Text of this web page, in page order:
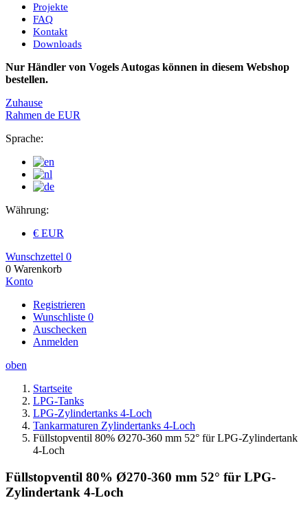
Projekte
FAQ
Kontakt
Downloads
Nur Händler von Vogels Autogas können in diesem Webshop
bestellen.
Zuhause
Rahmen de EUR
Sprache:
Währung:
€ EUR
Wunschzettel 0
0 Warenkorb
Konto
Registrieren
Wunschliste 0
Auschecken
Anmelden
oben
Startseite
LPG-Tanks
LPG-Zylindertanks 4-Loch
Tankarmaturen Zylindertanks 4-Loch
Füllstopventil 80% Ø270-360 mm 52° für LPG-Zylindertank
4-Loch
Füllstopventil 80% Ø270-360 mm 52° für LPG-
Zylindertank 4-Loch